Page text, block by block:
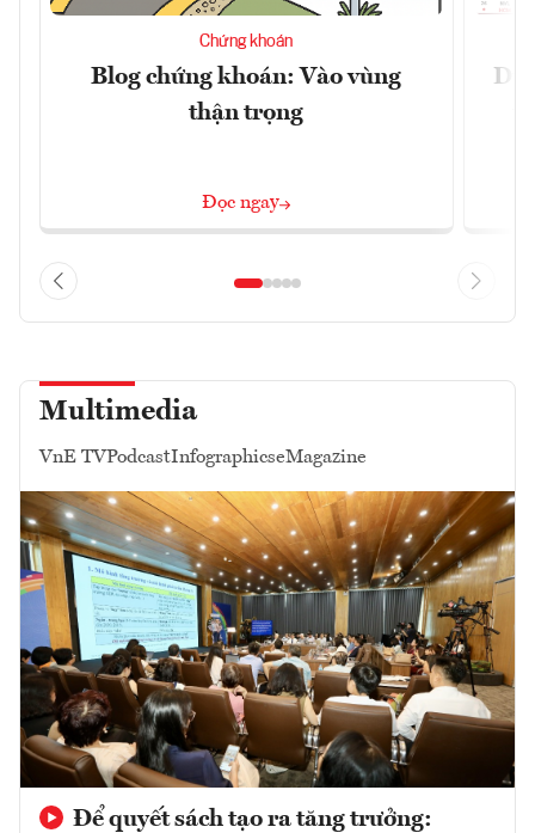
Chứng khoán
Blog chứng khoán: Vào vùng
thận trọng
Đọc ngay
Dự
Multimedia
VnE TVPodcastInfographicseMagazine
Để quyết sách tạo ra tăng trưởng: